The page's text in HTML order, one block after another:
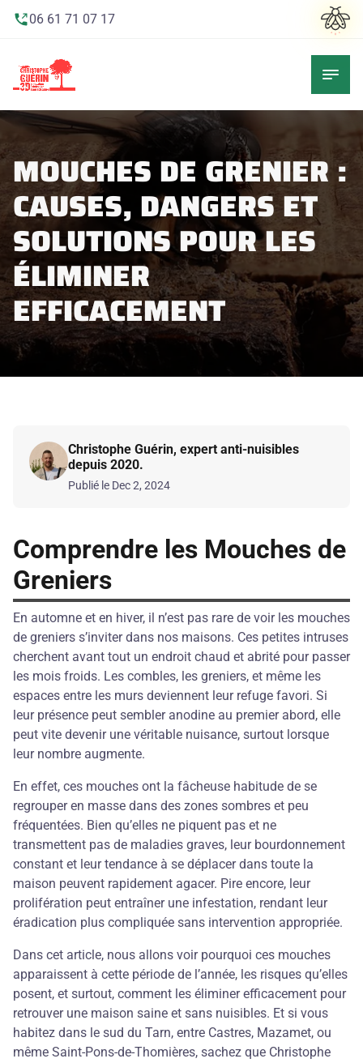
06 61 71 07 17
MOUCHES DE GRENIER :
CAUSES, DANGERS ET
SOLUTIONS POUR LES
ÉLIMINER
EFFICACEMENT
Christophe Guérin, expert anti-nuisibles
depuis 2020.
Publié le Dec 2, 2024
Comprendre les Mouches de
Greniers
En automne et en hiver, il n’est pas rare de voir les mouches
de greniers s’inviter dans nos maisons. Ces petites intruses
cherchent avant tout un endroit chaud et abrité pour passer
les mois froids. Les combles, les greniers, et même les
espaces entre les murs deviennent leur refuge favori. Si
leur présence peut sembler anodine au premier abord, elle
peut vite devenir une véritable nuisance, surtout lorsque
leur nombre augmente.
En effet, ces mouches ont la fâcheuse habitude de se
regrouper en masse dans des zones sombres et peu
fréquentées. Bien qu’elles ne piquent pas et ne
transmettent pas de maladies graves, leur bourdonnement
constant et leur tendance à se déplacer dans toute la
maison peuvent rapidement agacer. Pire encore, leur
prolifération peut entraîner une infestation, rendant leur
éradication plus compliquée sans intervention appropriée.
Dans cet article, nous allons voir pourquoi ces mouches
apparaissent à cette période de l’année, les risques qu’elles
posent, et surtout, comment les éliminer efficacement pour
retrouver une maison saine et sans nuisibles. Et si vous
habitez dans le sud du Tarn, entre Castres, Mazamet, ou
même Saint-Pons-de-Thomières, sachez que Christophe